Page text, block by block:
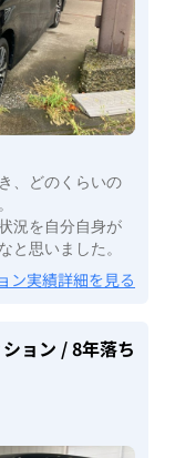
、どのくらいの
況を自分自身が
と思いました。
ン実績詳細を見る
ョン / 8年落ち